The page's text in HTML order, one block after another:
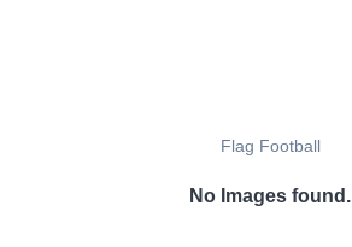
Flag Football
No Images found.